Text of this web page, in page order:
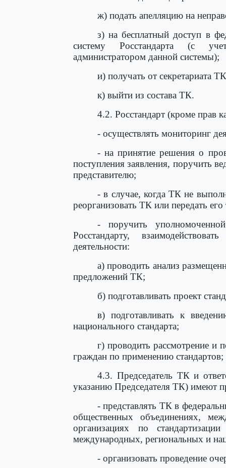
ж) подать апелляцию на
з) на бесплатный доступ в
систему Росстандарта (с
администратором данной системы);
и) получать от секретариата
к) выйти из состава ТК.
4.2. Росстандарт (кроме прав
- осуществлять мониторинг
- на принятие решения о
поступления заявления, поручить
представителю;
- в случае, когда ТК не
реорганизовать ТК или передать
- поручить
Росстандарту,
деятельности:
а) проводить анализ
предложений ТК;
б) подготавливать проект
в) подготавливать к
национального стандарта;
г) проводить рассмотрение и
граждан по применению стандартов;
4.3. Председатель ТК и
указанию Председателя ТК) имеют
- представлять ТК в
общественных объединениях,
организациях по
международных, региональных и
- организовать проведение